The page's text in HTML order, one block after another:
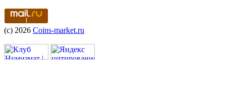
(c) 2026 Coins-market.ru